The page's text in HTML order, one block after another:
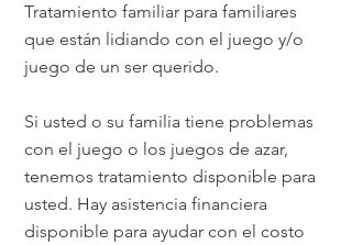
Tratamiento familiar para familiares
que están lidiando con el juego y/o
juego de un ser querido.
Si usted o su familia tiene problemas
con el juego o los juegos de azar,
tenemos tratamiento disponible para
usted. Hay asistencia financiera
disponible para ayudar con el costo